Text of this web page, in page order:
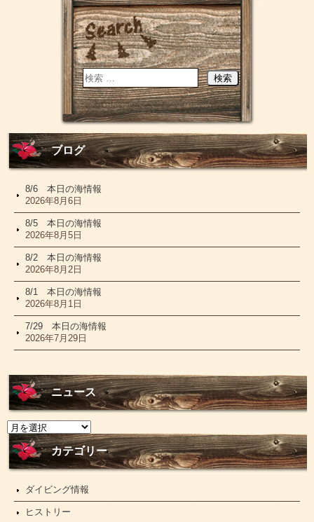
ブログ
8/6 本日の海情報
2026年8月6日
8/5 本日の海情報
2026年8月5日
8/2 本日の海情報
2026年8月2日
8/1 本日の海情報
2026年8月1日
7/29 本日の海情報
2026年7月29日
ニュース
ニ
ュ
ー
カテゴリー
ダイビング情報
ヒストリー